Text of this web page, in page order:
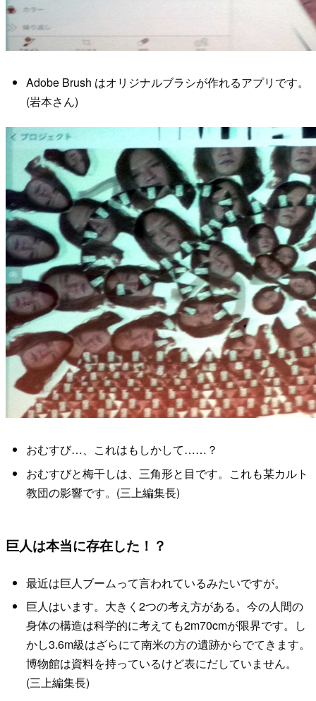
Adobe Brush はオリジナルブラシが作れるアプリです。
(岩本さん)
おむすび…、これはもしかして……？
おむすびと梅干しは、三角形と目です。これも某カルト
教団の影響です。(三上編集長)
巨人は本当に存在した！？
最近は巨人ブームって言われているみたいですが。
巨人はいます。大きく2つの考え方がある。今の人間の
身体の構造は科学的に考えても2m70cmが限界です。し
かし3.6m級はざらにて南米の方の遺跡からでてきます。
博物館は資料を持っているけど表にだしていません。
(三上編集長)